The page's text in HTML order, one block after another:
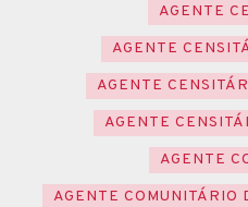
AGENTE
AGENTE
AGENTE
AGENTE
AGENTE
AGENTE COMUNITÁRIO